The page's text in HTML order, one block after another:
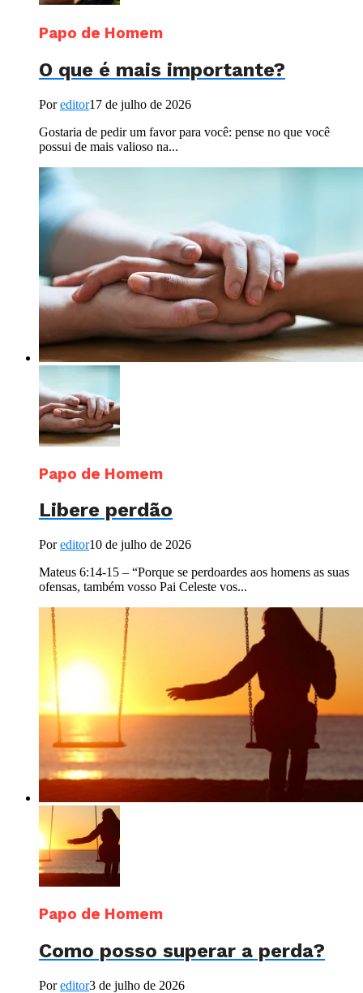
Papo de Homem
O que é mais importante?
Poreditor17 de julho de 2026
Gostaria de pedir um favor para você: pense no que você
possui de mais valioso na...
Papo de Homem
Libere perdão
Poreditor10 de julho de 2026
Mateus 6:14-15 – “Porque se perdoardes aos homens as suas
ofensas, também vosso Pai Celeste vos...
Papo de Homem
Como posso superar a perda?
Poreditor3 de julho de 2026